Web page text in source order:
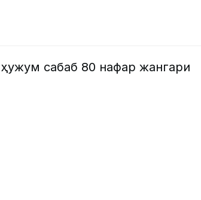
сабаб 80 нафар жангари